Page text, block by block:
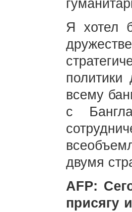
Я хотел
всему
с
двумя
AFP:
присягу